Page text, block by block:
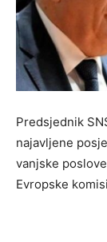
Predsjednik
najavljene
vanjske
Evropske